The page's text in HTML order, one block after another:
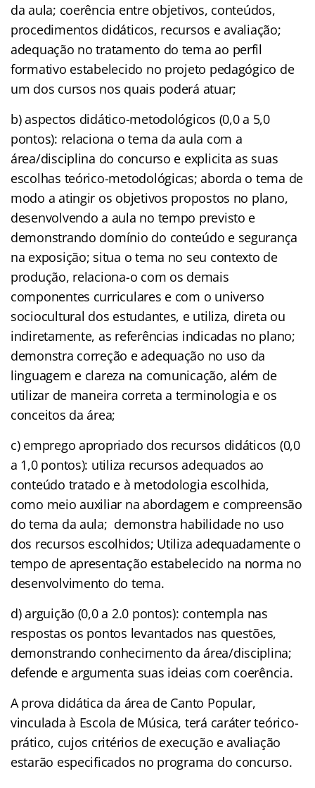
da aula; coerência entre objetivos, conteúdos,
procedimentos didáticos, recursos e avaliação;
adequação no tratamento do tema ao perfil
formativo estabelecido no projeto pedagógico de
um dos cursos nos quais poderá atuar;
b) aspectos didático-metodológicos (0,0 a 5,0
pontos): relaciona o tema da aula com a
área/disciplina do concurso e explicita as suas
escolhas teórico-metodológicas; aborda o tema de
modo a atingir os objetivos propostos no plano,
desenvolvendo a aula no tempo previsto e
demonstrando domínio do conteúdo e segurança
na exposição; situa o tema no seu contexto de
produção, relaciona-o com os demais
componentes curriculares e com o universo
sociocultural dos estudantes, e utiliza, direta ou
indiretamente, as referências indicadas no plano;
demonstra correção e adequação no uso da
linguagem e clareza na comunicação, além de
utilizar de maneira correta a terminologia e os
conceitos da área;
c) emprego apropriado dos recursos didáticos (0,0
a 1,0 pontos): utiliza recursos adequados ao
conteúdo tratado e à metodologia escolhida,
como meio auxiliar na abordagem e compreensão
do tema da aula; demonstra habilidade no uso
dos recursos escolhidos; Utiliza adequadamente o
tempo de apresentação estabelecido na norma no
desenvolvimento do tema.
d) arguição (0,0 a 2.0 pontos): contempla nas
respostas os pontos levantados nas questões,
demonstrando conhecimento da área/disciplina;
defende e argumenta suas ideias com coerência.
A prova didática da área de Canto Popular,
vinculada à Escola de Música, terá caráter teórico-
prático, cujos critérios de execução e avaliação
estarão especificados no programa do concurso.